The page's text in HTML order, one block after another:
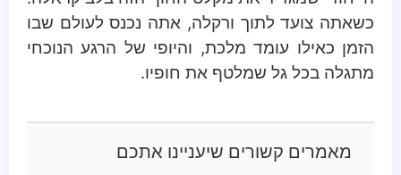
כשאתה צועד לתוך ורקלה, אתה נכנס לעולם שבו
הזמן כאילו עומד מלכת, והיופי של הרגע הנוכחי
מתגלה בכל גל שמלטף את חופיו.
מאמרים קשורים שיעניינו אתכם